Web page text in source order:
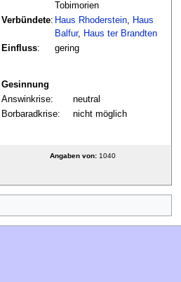
Tobimorien
Verbündete: Haus Rhoderstein, Haus
Balfur, Haus ter Brandten
Einfluss: gering
Gesinnung
Answinkrise:
neutral
Borbaradkrise:
nicht möglich
Angaben von: 1040